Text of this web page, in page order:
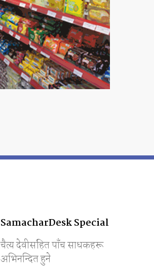
SamacharDesk Special
चैत्य देवीसहित पाँच साधकहरू
अभिनन्दित हुने